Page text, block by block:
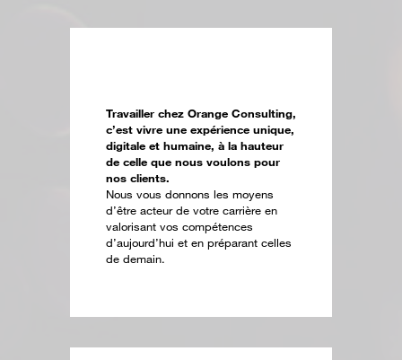
Travailler chez Orange Consulting,
c’est vivre une expérience unique,
digitale et humaine, à la hauteur
de celle que nous voulons pour
nos clients.
Nous vous donnons les moyens
d’être acteur de votre carrière en
valorisant vos compétences
d’aujourd’hui et en préparant celles
de demain.